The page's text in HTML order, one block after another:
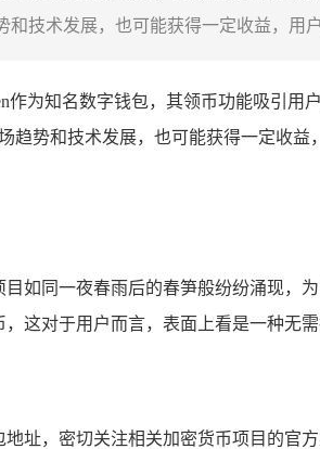
技术发展，也可能获得一定收益，用
作为知名数字钱包，其领币功能吸引
趋势和技术发展，也可能获得一定收
如同一夜春雨后的春笋般纷纷涌现，
这对于用户而言，表面上看是一种无
址，密切关注相关加密货币项目的